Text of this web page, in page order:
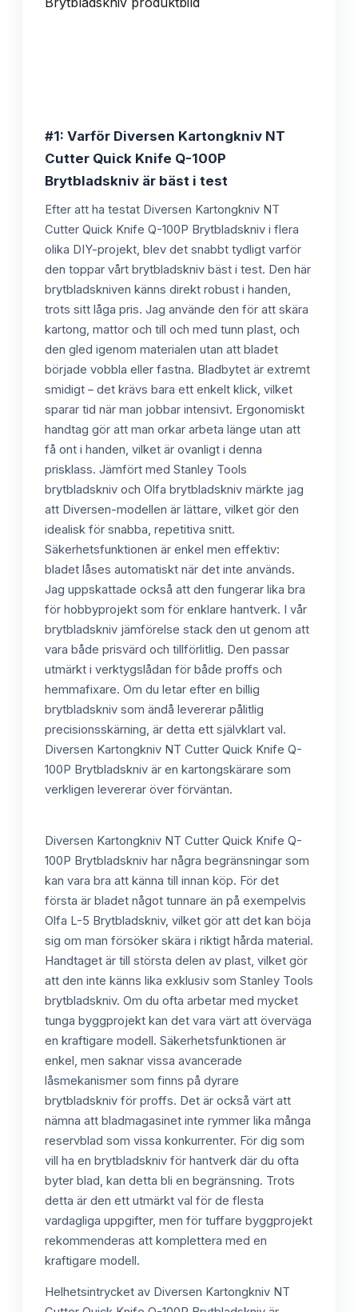
#1: Varför Diversen Kartongkniv NT
Cutter Quick Knife Q-100P
Brytbladskniv är bäst i test
Efter att ha testat Diversen Kartongkniv NT
Cutter Quick Knife Q-100P Brytbladskniv i flera
olika DIY-projekt, blev det snabbt tydligt varför
den toppar vårt brytbladskniv bäst i test. Den här
brytbladskniven känns direkt robust i handen,
trots sitt låga pris. Jag använde den för att skära
kartong, mattor och till och med tunn plast, och
den gled igenom materialen utan att bladet
började vobbla eller fastna. Bladbytet är extremt
smidigt – det krävs bara ett enkelt klick, vilket
sparar tid när man jobbar intensivt. Ergonomiskt
handtag gör att man orkar arbeta länge utan att
få ont i handen, vilket är ovanligt i denna
prisklass. Jämfört med Stanley Tools
brytbladskniv och Olfa brytbladskniv märkte jag
att Diversen-modellen är lättare, vilket gör den
idealisk för snabba, repetitiva snitt.
Säkerhetsfunktionen är enkel men effektiv:
bladet låses automatiskt när det inte används.
Jag uppskattade också att den fungerar lika bra
för hobbyprojekt som för enklare hantverk. I vår
brytbladskniv jämförelse stack den ut genom att
vara både prisvärd och tillförlitlig. Den passar
utmärkt i verktygslådan för både proffs och
hemmafixare. Om du letar efter en billig
brytbladskniv som ändå levererar pålitlig
precisionsskärning, är detta ett självklart val.
Diversen Kartongkniv NT Cutter Quick Knife Q-
100P Brytbladskniv är en kartongskärare som
verkligen levererar över förväntan.
Diversen Kartongkniv NT Cutter Quick Knife Q-
100P Brytbladskniv har några begränsningar som
kan vara bra att känna till innan köp. För det
första är bladet något tunnare än på exempelvis
Olfa L-5 Brytbladskniv, vilket gör att det kan böja
sig om man försöker skära i riktigt hårda material.
Handtaget är till största delen av plast, vilket gör
att den inte känns lika exklusiv som Stanley Tools
brytbladskniv. Om du ofta arbetar med mycket
tunga byggprojekt kan det vara värt att överväga
en kraftigare modell. Säkerhetsfunktionen är
enkel, men saknar vissa avancerade
låsmekanismer som finns på dyrare
brytbladskniv för proffs. Det är också värt att
nämna att bladmagasinet inte rymmer lika många
reservblad som vissa konkurrenter. För dig som
vill ha en brytbladskniv för hantverk där du ofta
byter blad, kan detta bli en begränsning. Trots
detta är den ett utmärkt val för de flesta
vardagliga uppgifter, men för tuffare byggprojekt
rekommenderas att komplettera med en
kraftigare modell.
Helhetsintrycket av Diversen Kartongkniv NT